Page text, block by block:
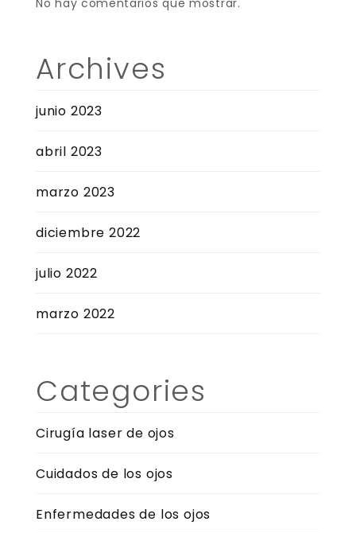
Archives
junio 2023
abril 2023
marzo 2023
diciembre 2022
julio 2022
marzo 2022
Categories
Cirugía laser de ojos
Cuidados de los ojos
Enfermedades de los ojos